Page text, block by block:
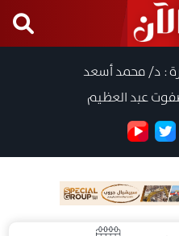
: د/ محمد أسعد
عبد العظيم